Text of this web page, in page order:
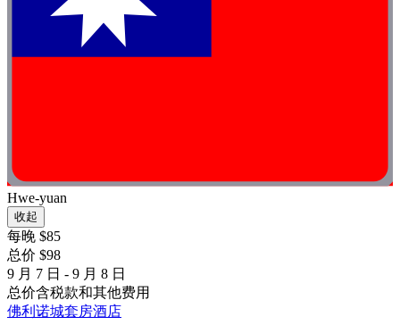
Hwe-yuan
收起
每晚 $85
总价 $98
9 月 7 日 - 9 月 8 日
总价含税款和其他费用
佛利诺城套房酒店